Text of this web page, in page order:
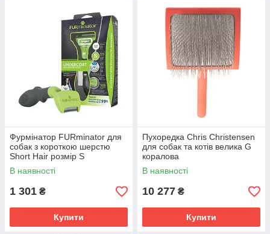
Фурмінатор FURminator для
собак з короткою шерстю
Short Hair розмір S
В наявності
1 301 ₴
Купити
Пухоредка Chris Christensen
для собак та котів велика G
коралова
В наявності
10 277 ₴
Купити